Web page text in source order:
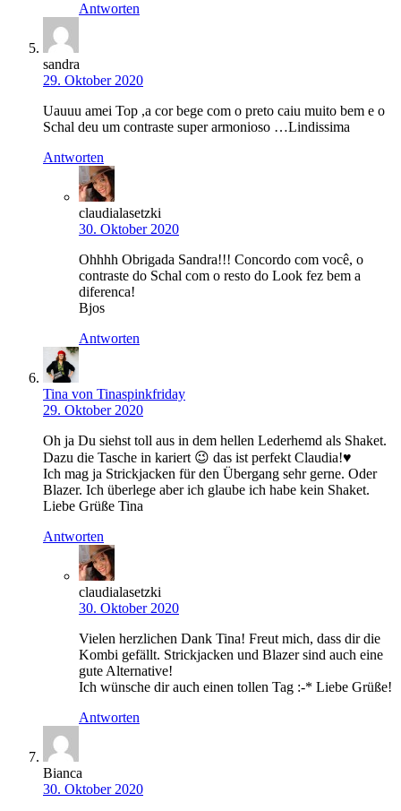
Antworten
sandra
29. Oktober 2020
Uauuu amei Top ,a cor bege com o preto caiu muito bem e o
Schal deu um contraste super armonioso …Lindissima
Antworten
claudialasetzki
30. Oktober 2020
Ohhhh Obrigada Sandra!!! Concordo com você, o
contraste do Schal com o resto do Look fez bem a
diferenca!
Bjos
Antworten
Tina von Tinaspinkfriday
29. Oktober 2020
Oh ja Du siehst toll aus in dem hellen Lederhemd als Shaket.
Dazu die Tasche in kariert 😉 das ist perfekt Claudia!♥
Ich mag ja Strickjacken für den Übergang sehr gerne. Oder
Blazer. Ich überlege aber ich glaube ich habe kein Shaket.
Liebe Grüße Tina
Antworten
claudialasetzki
30. Oktober 2020
Vielen herzlichen Dank Tina! Freut mich, dass dir die
Kombi gefällt. Strickjacken und Blazer sind auch eine
gute Alternative!
Ich wünsche dir auch einen tollen Tag :-* Liebe Grüße!
Antworten
Bianca
30. Oktober 2020